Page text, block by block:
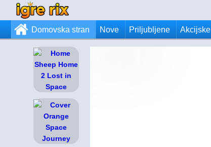
Domovska stran Nove Priljubljene Akcijske